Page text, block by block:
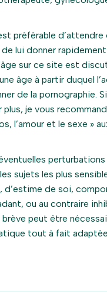
préférable d’attendre
lui donner
sur ce site est
âge à partir duquel
de la pornographie.
je vous
l’amour et le sexe »
perturbations
sujets les plus
d’estime de soi,
ou au contraire
brève peut être
tout à fait